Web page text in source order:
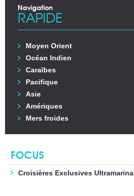
Navigation
RAPIDE
Moyen Orient
Océan Indien
Caraïbes
Pacifique
Asie
Amériques
Mers froides
FOCUS
Croisières Exclusives Ultramarina